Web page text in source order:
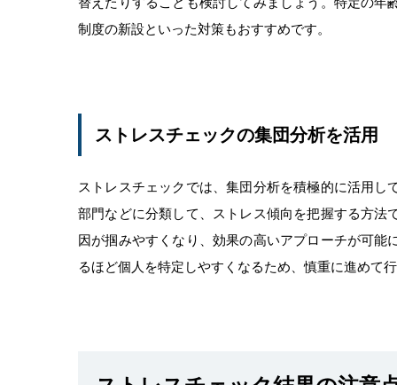
制度の新設といった対策もおすすめです。
ストレスチェックの集団分析を活用
ストレスチェックでは、集団分析を積極的に活用
部門などに分類して、ストレス傾向を把握する方
因が掴みやすくなり、効果の高いアプローチが可
るほど個人を特定しやすくなるため、慎重に進めて